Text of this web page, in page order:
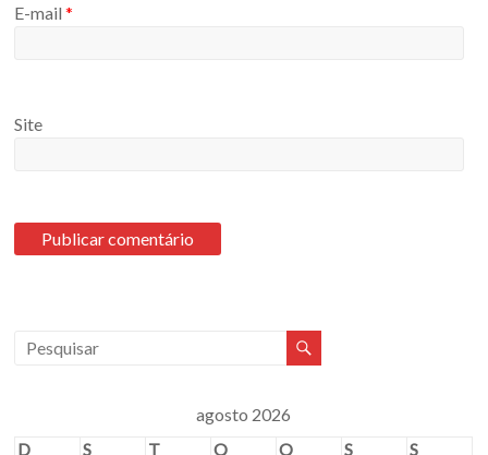
E-mail*
Site
agosto 2026
D
S T Q Q S
S